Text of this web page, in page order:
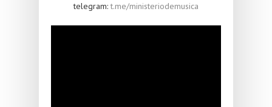
telegram:t.me/ministeriodemusica